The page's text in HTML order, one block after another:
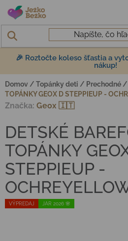
Prejsť na obsah
🎉 Roztočte koleso šťastia a
nákup!
Domov / Topánky deti / Prechodné /
TOPÁNKY GEOX D STEPPIEUP -
VÝPREDAJ JAR 2026 🌸
DETSKÉ
TOPÁNKY
STEPPIEUP -
Značka: Geox 🇮🇹